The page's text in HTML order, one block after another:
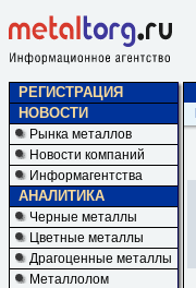
РЕГИСТРАЦИЯ
НОВОСТИ
Рынка металлов
Новости компаний
Информагентства
АНАЛИТИКА
Черные металлы
Цветные металлы
Драгоценные металлы
Металлолом